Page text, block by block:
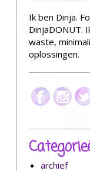
Ik ben Dinja.
DinjaDONUT.
waste,
oplossingen.
archief